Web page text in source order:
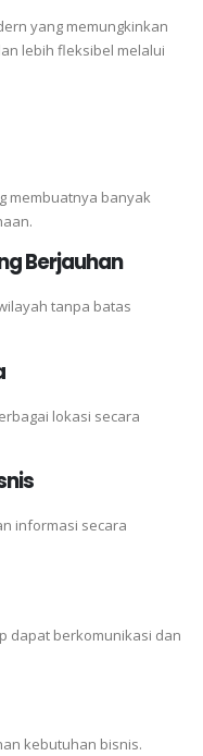
yang memungkinkan
lebih fleksibel melalui
membuatnya banyak
Berjauhan
tanpa batas
lokasi secara
informasi secara
dapat berkomunikasi dan
kebutuhan bisnis.